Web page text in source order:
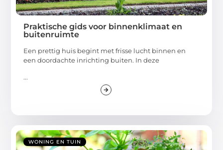
Praktische gids voor binnenklimaat en
buitenruimte
Een prettig huis begint met frisse lucht binnen en
een doordachte inrichting buiten. In deze
...
WONING EN TUIN